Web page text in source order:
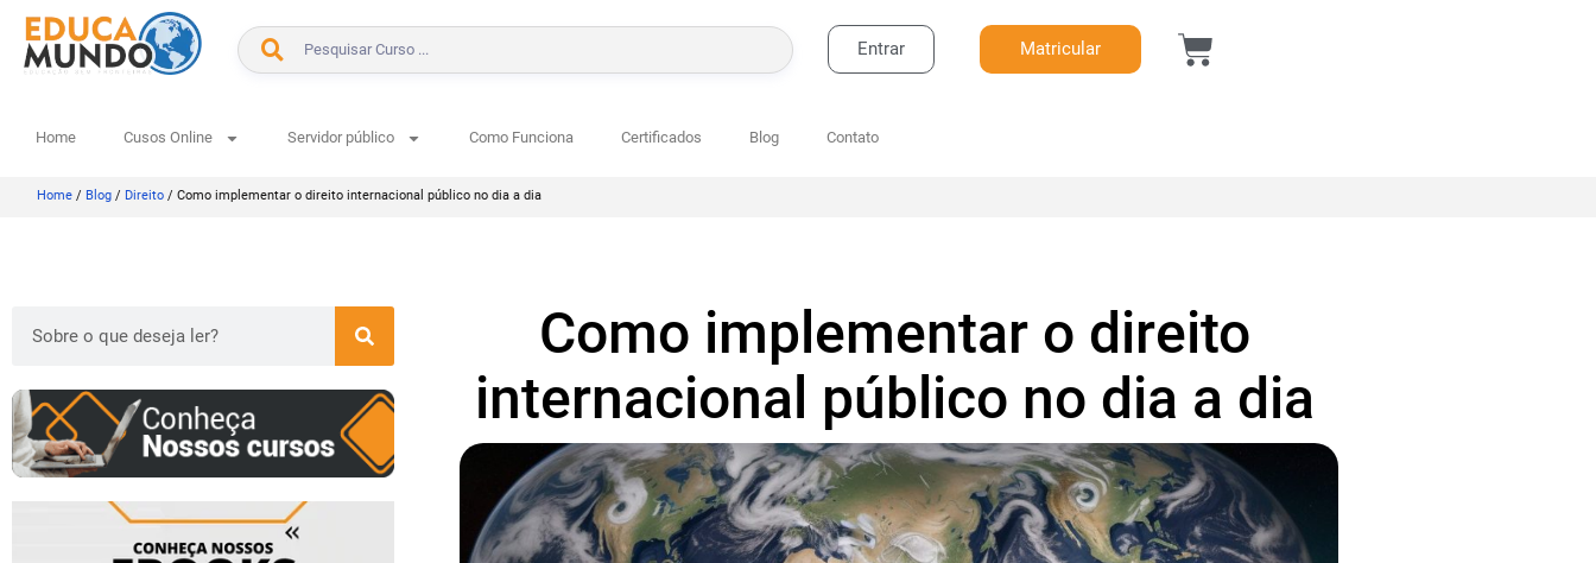
BUSCAR Entrar Matricular
Home Cusos Online Servidor público Como Funciona Certificados Blog Contato
Home / Blog / Direito / Como implementar o direito internacional público no dia a dia
Como implementar o direito
internacional público no dia a dia